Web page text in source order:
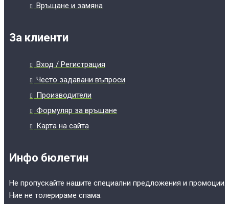
Връщане и замяна
За клиенти
Вход / Регистрация
Често задавани въпроси
Производители
Формуляр за връщане
Карта на сайта
Инфо бюлетин
Не пропускайте нашите специални предложения и промоции.
Ние не толерираме спама.